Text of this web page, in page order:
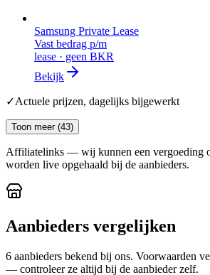
Samsung Private Lease
Vast bedrag p/m
lease · geen BKR
Bekijk
✓Actuele prijzen, dagelijks bijgewerkt
Toon meer (43)
Affiliatelinks — wij kunnen een vergoeding
worden live opgehaald bij de aanbieders.
Aanbieders vergelijken
6 aanbieders bekend bij ons. Voorwaarden
— controleer ze altijd bij de aanbieder zelf.